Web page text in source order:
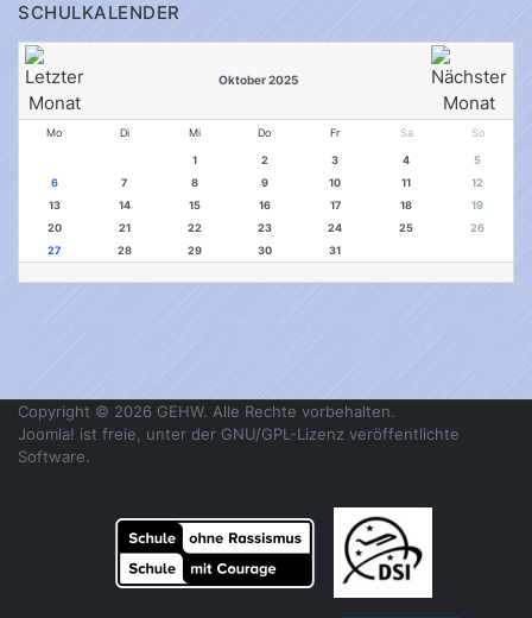
SCHULKALENDER
Oktober 2025
Mo Di Mi Do Fr Sa So
1 2 3 4
5
6
7 8 9 10 11
12
13
14 15 16 17 18
19
20
21 22 23 24 25
26
27
28 29 30 31
Copyright © 2026 GEHW. Alle Rechte vorbehalten.
Joomla! ist freie, unter der GNU/GPL-Lizenz veröffentlichte
Software.